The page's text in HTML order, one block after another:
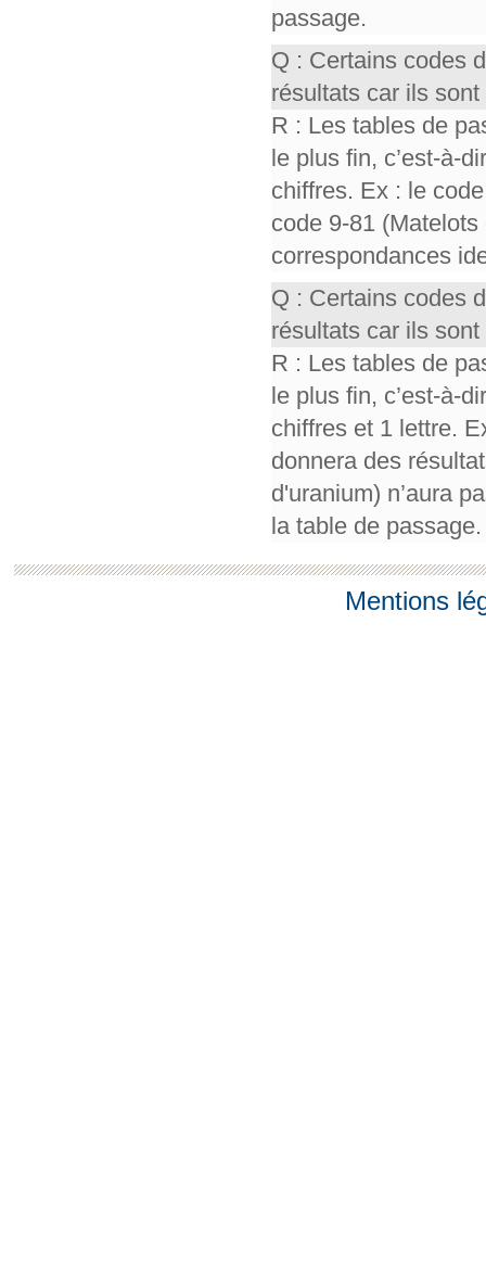
passage.
Q : Certains codes
résultats car ils
R : Les tables de
le plus fin, c’est-à-
chiffres. Ex : le
code 9-81
correspondances
Q : Certains codes
résultats car ils
R : Les tables de
le plus fin, c’est-à-
chiffres et 1 lettre.
donnera des
d'uranium) n’aura
la table de passage.
Mentions